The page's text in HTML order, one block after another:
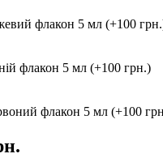
флакон 5 мл (+100
флакон 5 мл (+100 грн.)
флакон 5 мл (+100